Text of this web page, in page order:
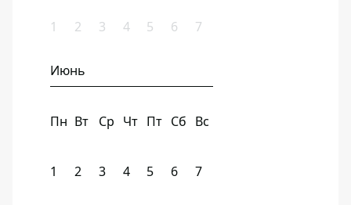
1 2 3 4 5 6 7
Июнь
Пн Вт Ср Чт Пт Сб Вс
1 2 3 4 5 6 7